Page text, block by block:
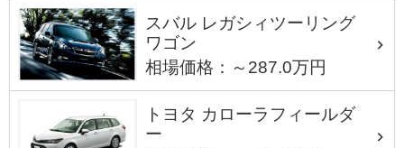
スバル レガシィツーリング
ワゴン
相場価格：～287.0万円
トヨタ カローラフィールダ
ー